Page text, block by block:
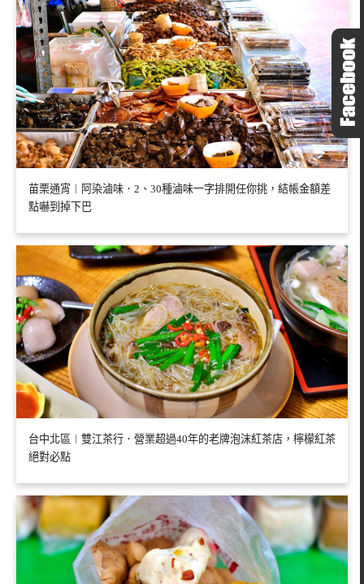
苗栗通宵︱阿染滷味．2、30種滷味一字排開任你挑，結帳金額差
點嚇到掉下巴
台中北區︱雙江茶行．營業超過40年的老牌泡沫紅茶店，檸檬紅茶
絕對必點